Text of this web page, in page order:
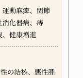
動麻痺、関節
消化器病、痔
、健康増進
の結核、悪性腫